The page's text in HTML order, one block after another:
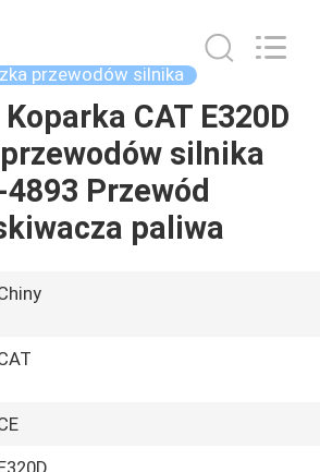
przewodów silnika
CAT E320D
silnika
Przewód
paliwa